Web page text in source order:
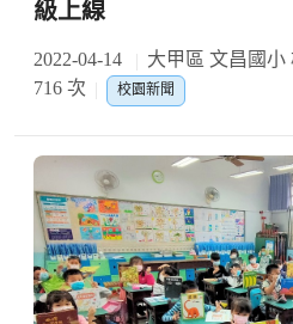
級上線
2022-04-14 大甲區 文昌國小
716 次
校園新聞